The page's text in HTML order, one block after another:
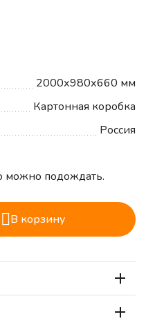
2000х980х660 мм
Картонная коробка
Россия
можно подождать.
В корзину